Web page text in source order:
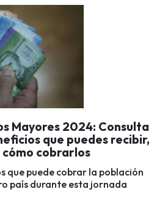
Mayores 2024: Consulta
que puedes recibir,
cómo cobrarlos
que puede cobrar la población
país durante esta jornada